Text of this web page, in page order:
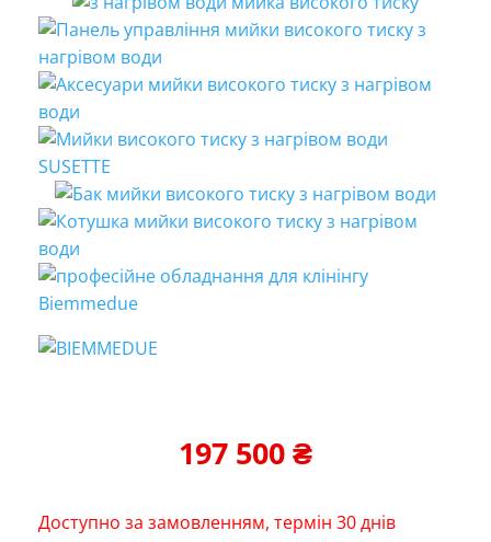
197 500₴
Доступно за замовленням, термін 30 днів